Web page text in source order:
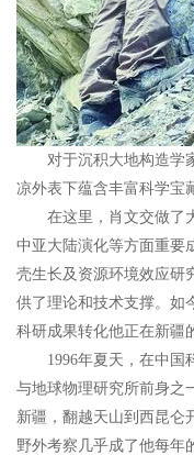
对于沉积大地构造学家
凉外表下蕴含丰富科学宝
在这里，肖文交做了大
中亚大陆演化等方面重要
壳生长及资源环境效应研
供了理论和技术支撑。如
科研成果转化他正在新疆
1996年夏天，在中国
与地球物理研究所前身之
新疆，翻越天山到西昆仑
野外考察几乎成了他每年